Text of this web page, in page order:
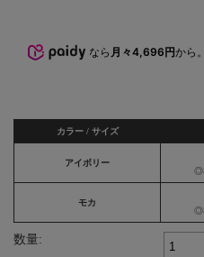
なら 月々4,696円から
カラー / サイズ
アイボリー
◎
モカ
◎
数量: